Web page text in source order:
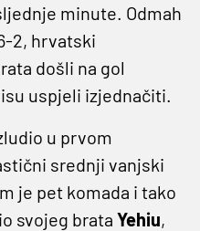
minute. Odmah
2, hrvatski
došli na gol
uspjeli izjednačiti.
u prvom
srednji vanjski
je pet komada i tako
svojeg brata Yehiu,